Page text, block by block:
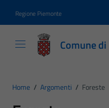
Regione Piemonte
Comune
Home / Argomenti / Foreste